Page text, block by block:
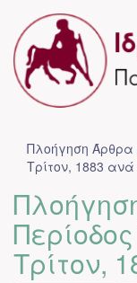
Πλοήγηση Άρθρα
Τρίτον, 1883 ανά
Τρίτον,